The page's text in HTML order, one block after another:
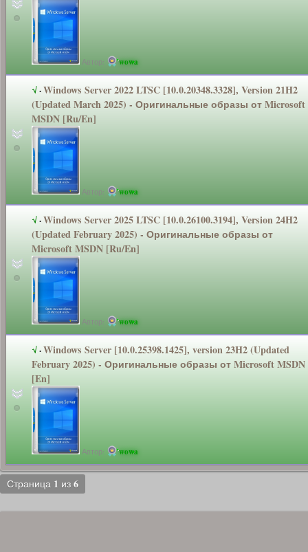
Автор: wowa
√·Windows Server 2022 LTSC [10.0.20348.3328], Version 21H2
(Updated March 2025) - Оригинальныеобразы от Microsoft
MSDN [Ru/En]
Автор: wowa
√·Windows Server 2025 LTSC [10.0.26100.3194], Version 24H2
(Updated February 2025) - Оригинальныеобразы от
Microsoft MSDN [Ru/En]
Автор: wowa
√·Windows Server [10.0.25398.1425], version 23H2 (Updated
February 2025) - Оригинальныеобразы от Microsoft MSDN
[En]
Автор: wowa
Страница 1 из 6